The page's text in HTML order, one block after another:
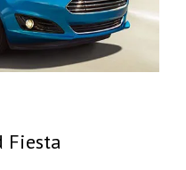
Fiesta